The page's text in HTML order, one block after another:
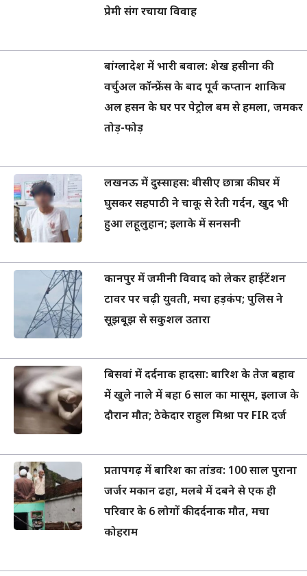
प्रेमी संग रचाया विवाह
बांग्लादेश में भारी बवाल: शेख हसीना की
वर्चुअल कॉन्फ्रेंस के बाद पूर्व कप्तान शाकिब
अल हसन के घर पर पेट्रोल बम से हमला, जमकर
तोड़-फोड़
लखनऊ में दुस्साहस: बीसीए छात्रा की घर में
घुसकर सहपाठी ने चाकू से रेती गर्दन, खुद भी
हुआ लहूलुहान; इलाके में सनसनी
कानपुर में जमीनी विवाद को लेकर हाईटेंशन
टावर पर चढ़ी युवती, मचा हड़कंप; पुलिस ने
सूझबूझ से सकुशल उतारा
बिसवां में दर्दनाक हादसा: बारिश के तेज बहाव
में खुले नाले में बहा 6 साल का मासूम, इलाज के
दौरान मौत; ठेकेदार राहुल मिश्रा पर FIR दर्ज
प्रतापगढ़ में बारिश का तांडव: 100 साल पुराना
जर्जर मकान ढहा, मलबे में दबने से एक ही
परिवार के 6 लोगों की दर्दनाक मौत, मचा
कोहराम